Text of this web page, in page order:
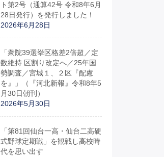
ト第2号（通算42号 令和8年6月
28日発行）を発行しました！
2026年6月28日
「衆院39選挙区格差2倍超／定
数維持 区割り改定へ／25年国
勢調査／宮城１、２区『配慮
を』」（『河北新報』令和8年5
月30日朝刊）
2026年5月30日
「第81回仙台一高・仙台二高硬
式野球定期戦」を観戦し高校時
代を思い出す